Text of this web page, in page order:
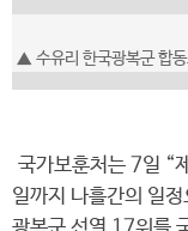
▲ 수유리 한국광복군 합
국가보훈처는 7일 “
일까지 나흘간의 일